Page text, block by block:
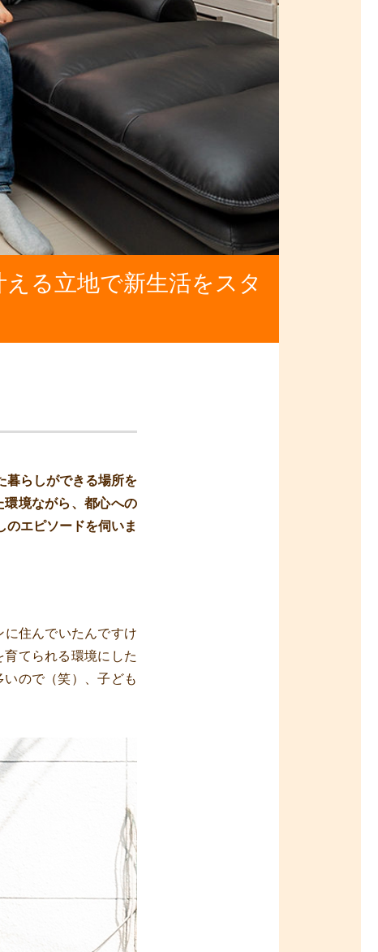
る立地で新生活をスタ
暮らしができる場所を
境ながら、都心への
エピソードを伺いま
住んでいたんですけ
てられる環境にした
ので（笑）、子ども